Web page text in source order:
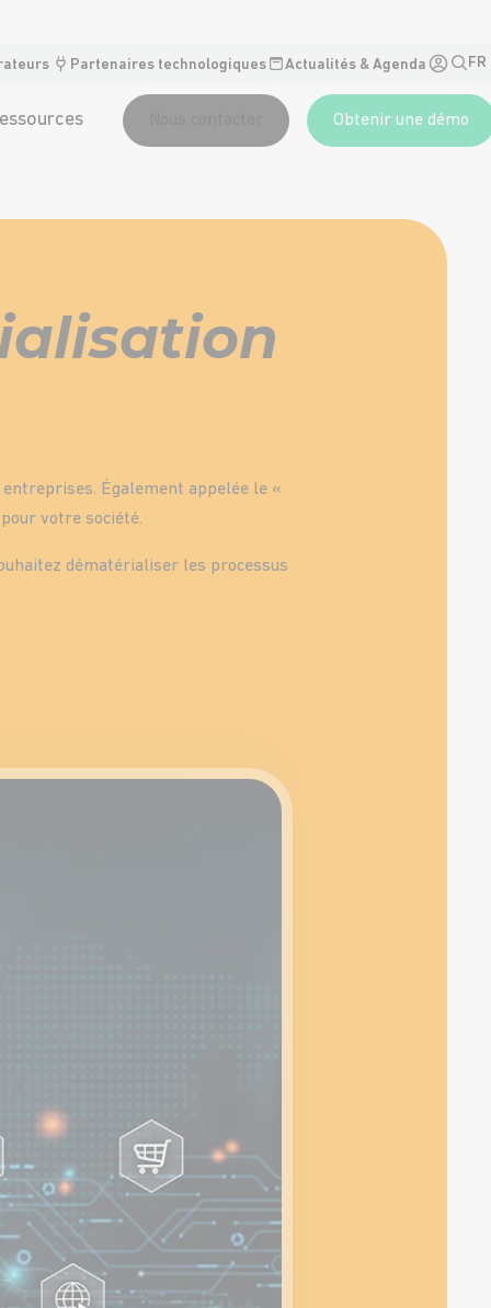
Obtenir une démo
Partenaires technologiques Actualités & Agenda FR
Également appelée le «
votre société.
dématérialiser les processus